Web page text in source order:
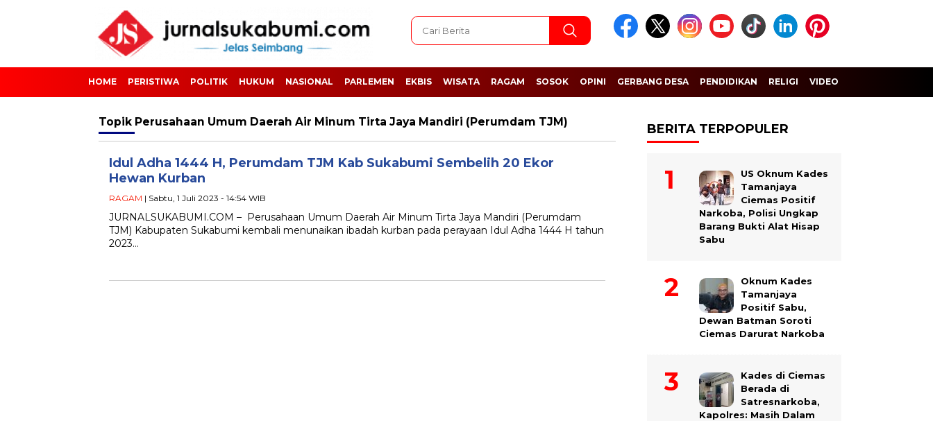
HOME PERISTIWA POLITIK HUKUM NASIONAL PARLEMEN EKBIS WISATA RAGAM SOSOK OPINI GERBANG DESA PENDIDIKAN RELIGI VIDEO
Topik Perusahaan Umum Daerah Air Minum Tirta Jaya Mandiri (Perumdam TJM)
Idul Adha 1444 H, Perumdam TJM Kab Sukabumi Sembelih 20 Ekor
Hewan Kurban
RAGAM | Sabtu, 1 Juli 2023 - 14:54 WIB
JURNALSUKABUMI.COM – Perusahaan Umum Daerah Air Minum Tirta Jaya Mandiri (Perumdam
TJM) Kabupaten Sukabumi kembali menunaikan ibadah kurban pada perayaan Idul Adha 1444 H tahun
2023…
BERITA TERPOPULER
US Oknum Kades
Tamanjaya
Ciemas Positif
Narkoba, Polisi Ungkap
Barang Bukti Alat Hisap
Sabu
Oknum Kades
Tamanjaya
Positif Sabu,
Dewan Batman Soroti
Ciemas Darurat Narkoba
Kades di Ciemas
Berada di
Satresnarkoba,
Kapolres: Masih Dalam